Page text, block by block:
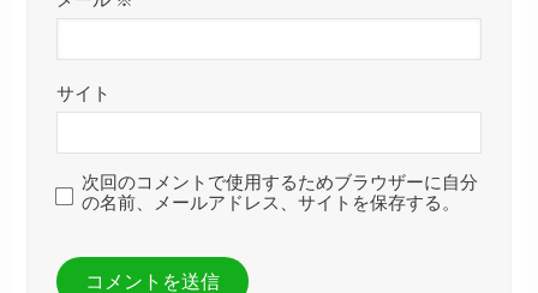
サイト
次回のコメントで使用するためブラウザーに自分
の名前、メールアドレス、サイトを保存する。